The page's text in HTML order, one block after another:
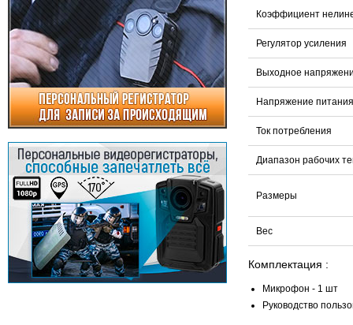
Коэффициент
Регулятор усиления
Выходное
Напряжение питания
Ток потребления
Диапазон рабочих
Размеры
Вес
Комплектация :
Микрофон - 1 шт
Руководство